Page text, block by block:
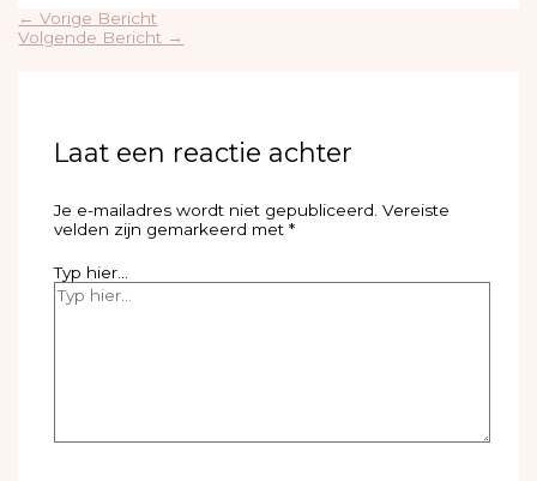
← Vorige Bericht
Volgende Bericht →
Laat een reactie achter
Je e-mailadres wordt niet gepubliceerd. Vereiste
velden zijn gemarkeerd met *
Typ hier...